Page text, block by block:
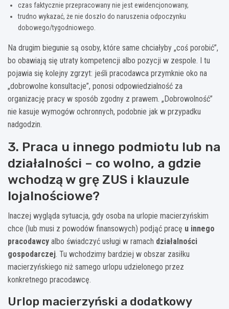
czas faktycznie przepracowany nie jest ewidencjonowany,
trudno wykazać, że nie doszło do naruszenia odpoczynku
dobowego/tygodniowego.
Na drugim biegunie są osoby, które same chciałyby „coś porobić”,
bo obawiają się utraty kompetencji albo pozycji w zespole. I tu
pojawia się kolejny zgrzyt: jeśli pracodawca przymknie oko na
„dobrowolne konsultacje”, ponosi odpowiedzialność za
organizację pracy w sposób zgodny z prawem. „Dobrowolność”
nie kasuje wymogów ochronnych, podobnie jak w przypadku
nadgodzin.
3. Praca u innego podmiotu lub na
działalności – co wolno, a gdzie
wchodzą w grę ZUS i klauzule
lojalnościowe?
Inaczej wygląda sytuacja, gdy osoba na urlopie macierzyńskim
chce (lub musi z powodów finansowych) podjąć pracę u innego
pracodawcy albo świadczyć usługi w ramach działalności
gospodarczej. Tu wchodzimy bardziej w obszar zasiłku
macierzyńskiego niż samego urlopu udzielonego przez
konkretnego pracodawcę.
Urlop macierzyński a dodatkowy